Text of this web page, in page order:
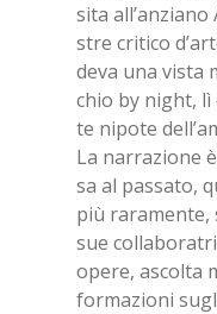
si­ta
stre cri­ti­co
de­va una vi­sta
chio by night,
te ni­po­te
La nar­ra­zio­ne
sa al pas­sa­to,
più ra­ra­men­te,
sue
ope­re, ascol­ta
for­ma­zio­ni